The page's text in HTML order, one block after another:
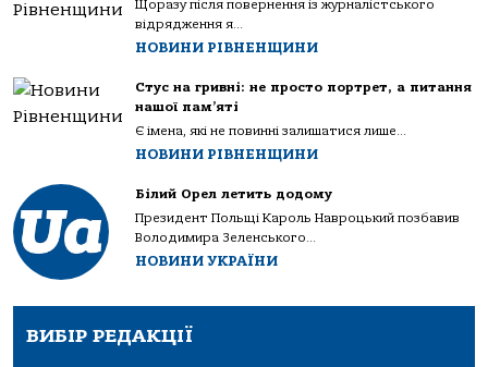
Щоразу після повернення із журналістського
відрядження я...
НОВИНИ РІВНЕНЩИНИ
Стус на гривні: не просто портрет, а питання
нашої пам’яті
Є імена, які не повинні залишатися лише...
НОВИНИ РІВНЕНЩИНИ
Білий Орел летить додому
Президент Польщі Кароль Навроцький позбавив
Володимира Зеленського...
НОВИНИ УКРАЇНИ
ВИБІР РЕДАКЦІЇ